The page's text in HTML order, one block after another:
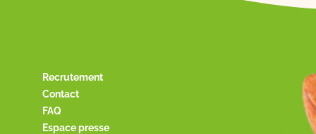
Recrutement
Contact
FAQ
Espace presse